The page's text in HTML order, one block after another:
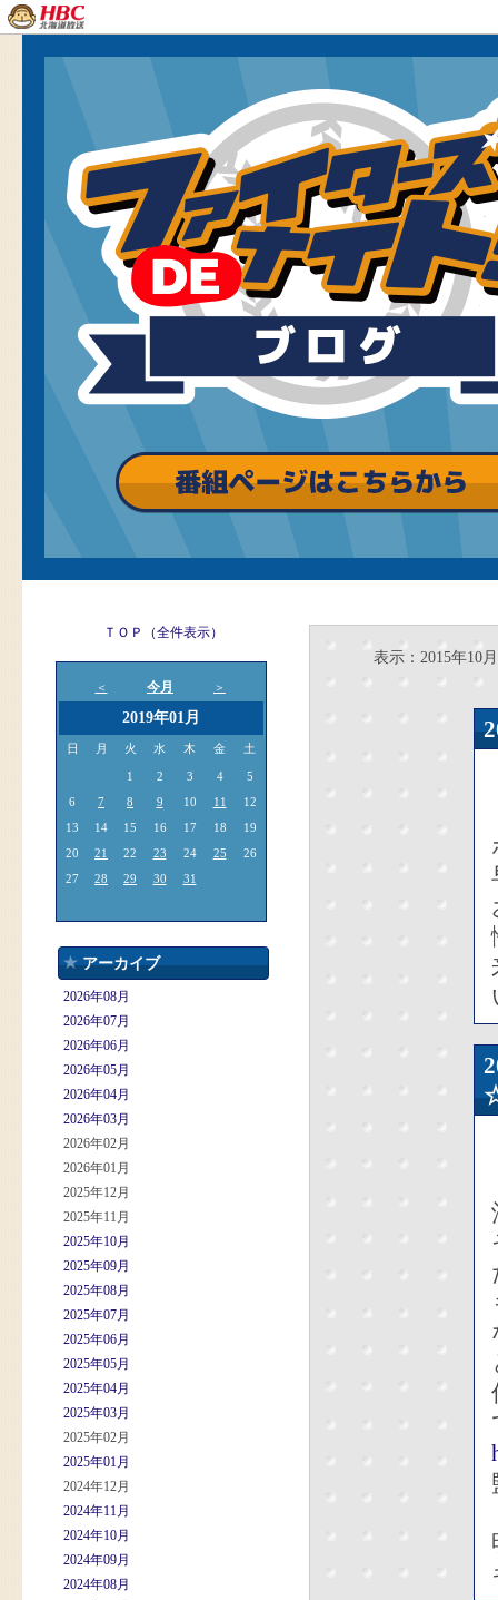
ＴＯＰ（全件表示）
＜ 今月 ＞
2019年01月
日 月 火 水 木 金 土
1 2 3 4
5
6
7 8 9 10 11
12
13
14 15 16 17 18
19
20
21 22 23 24 25
26
27
28 29 30 31
アーカイブ
2026年08月
2026年07月
2026年06月
2026年05月
2026年04月
2026年03月
2026年02月
2026年01月
2025年12月
2025年11月
2025年10月
2025年09月
2025年08月
2025年07月
2025年06月
2025年05月
2025年04月
2025年03月
2025年02月
2025年01月
2024年12月
2024年11月
2024年10月
2024年09月
2024年08月
表示：2015年10月